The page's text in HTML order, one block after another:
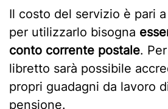
Il costo del servizio è pari
per utilizzarlo bisogna
conto corrente postale.
libretto sarà possibile
propri guadagni da lavoro
pensione.